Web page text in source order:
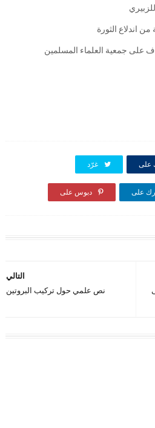
اندلاع الثورة
على جمعية العلماء المسلمين
على غرّد
على دبوس على
التالي
نص علمي حول تركيب البروتين